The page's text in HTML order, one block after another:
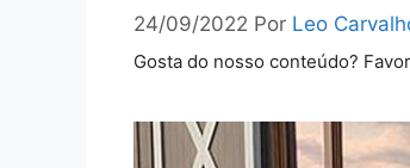
24/09/2022 Por Leo
Gosta do nosso conteúdo?